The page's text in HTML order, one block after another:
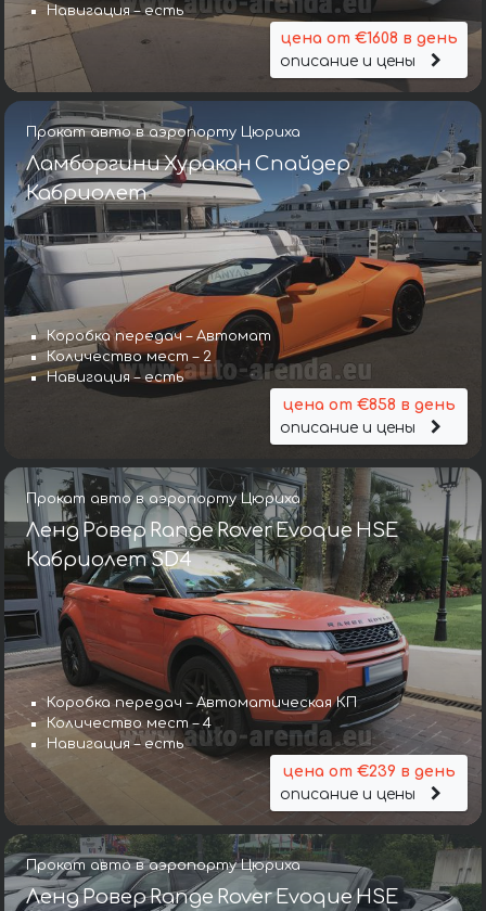
Навигация – есть
цена от €1608 в день
описание и цены
Прокат авто в аэропорту Цюриха
Ламборгини Хуракан Спайдер
Кабриолет
Коробка передач – Автомат
Количество мест – 2
Навигация – есть
цена от €858 в день
описание и цены
Прокат авто в аэропорту Цюриха
Ленд Ровер Range Rover Evoque HSE
Кабриолет SD4
Коробка передач – Автоматическая КП
Количество мест – 4
Навигация – есть
цена от €239 в день
описание и цены
Прокат авто в аэропорту Цюриха
Ленд Ровер Range Rover Evoque HSE